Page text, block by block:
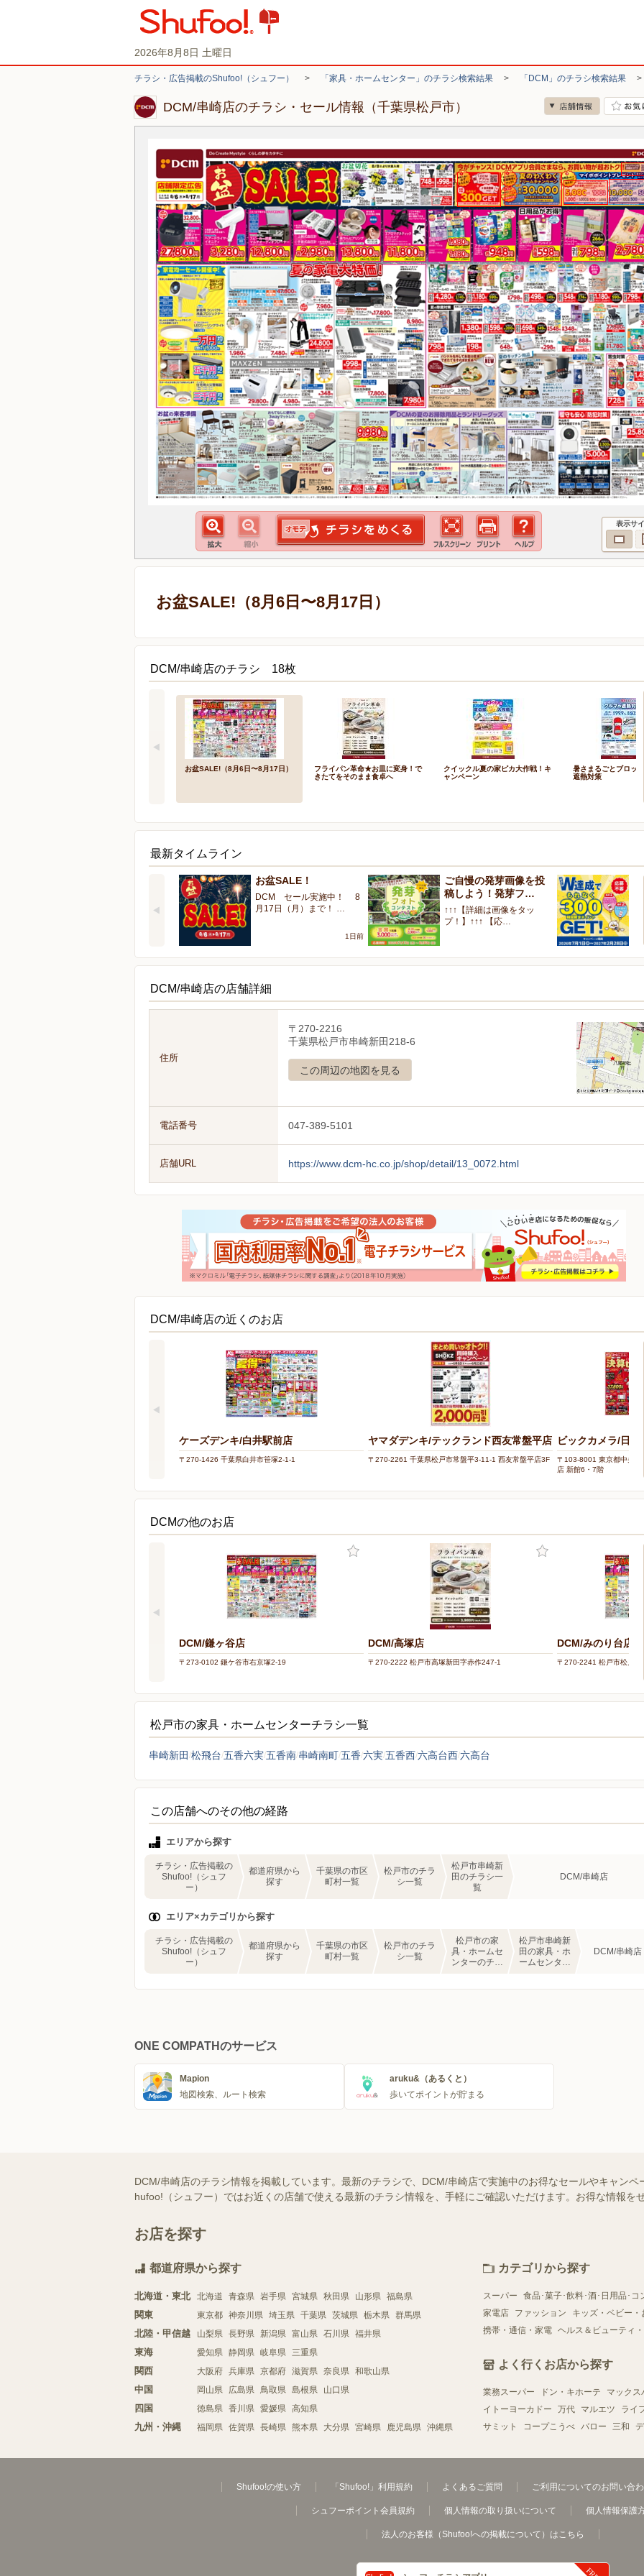
2026年8月8日 土曜日
チラシ・広告掲載のShufoo!（シュフー） > 「家具・ホームセンター」のチラシ検索結果 > 「DCM」のチラシ検索結果
DCM/串崎店のチラシ・セール情報（千葉県松戸市）
表示サ
お盆SALE!（8月6日〜8月17日）
DCM/串崎店のチラシ 18枚
お盆SALE!（8月6日〜8月17日）
フライパン革命★お皿に変身！で
きたてをそのまま食卓へ
クイックル夏の家ピカ大作戦！キ
ャンペーン
暑さまるごとブロック
遮熱対策
最新タイムライン
お盆SALE！
DCM セール実施中！ 8
月17日（月）まで！ …
1日前
ご自慢の発芽画像を投
稿しよう！発芽フ…
↑↑↑【詳細は画像をタッ
プ！】↑↑↑ 【応…
DCM/串崎店の店舗詳細
住所
〒270-2216
千葉県松戸市串崎新田218-6
この周辺の地図を見る
電話番号 047-389-5101
店舗URL https://www.dcm-hc.co.jp/shop/detail/13_0072.html
DCM/串崎店の近くのお店
ケーズデンキ/白井駅前店
〒270-1426 千葉県白井市笹塚2-1-1
ヤマダデンキ/テックランド西友常盤平店
〒270-2261 千葉県松戸市常盤平3-11-1 西友常盤平店3F
ビックカメラ/日本
〒103-8001 東京都中央区
店 新館6・7階
DCMの他のお店
DCM/鎌ヶ谷店
〒273-0102 鎌ケ谷市右京塚2-19
DCM/高塚店
〒270-2222 松戸市高塚新田字赤作247-1
DCM/みのり台店
〒270-2241 松戸市松戸新
松戸市の家具・ホームセンターチラシ一覧
串崎新田 松飛台 五香六実五香南 串崎南町五香 六実五香西六高台西六高台
この店舗へのその他の経路
エリアから探す
チラシ・広告掲載の
Shufoo!（シュフ
ー）
都道府県から
探す
千葉県の市区
町村一覧
松戸市のチラ
シ一覧
松戸市串崎新
田のチラシ一
覧
DCM/串崎店
エリア×カテゴリから探す
チラシ・広告掲載の
Shufoo!（シュフ
ー）
都道府県から
探す
千葉県の市区
町村一覧
松戸市のチラ
シ一覧
松戸市の家
具・ホームセ
ンターのチラ
松戸市串崎新
田の家具・ホ
ームセンター
DCM/串崎店
ONE COMPATHのサービス
Mapion
地図検索、ルート検索
aruku&（あるくと）
歩いてポイントが貯まる
DCM/串崎店のチラシ情報を掲載しています。最新のチラシで、DCM/串崎店で実施中のお得なセールやキャン
hufoo!（シュフー）ではお近くの店舗で使える最新のチラシ情報を、手軽にご確認いただけます。お得な情報を
お店を探す
都道府県から探す
北海道・東北 北海道 青森県 岩手県 宮城県 秋田県 山形県 福島県
関東 東京都 神奈川県 埼玉県 千葉県 茨城県 栃木県 群馬県
北陸・甲信越 山梨県 長野県 新潟県 富山県 石川県 福井県
東海 愛知県 静岡県 岐阜県 三重県
関西 大阪府 兵庫県 京都府 滋賀県 奈良県 和歌山県
中国 岡山県 広島県 鳥取県 島根県 山口県
四国 徳島県 香川県 愛媛県 高知県
九州・沖縄 福岡県 佐賀県 長崎県 熊本県 大分県 宮崎県 鹿児島県 沖縄県
カテゴリから探す
スーパー 食品･菓子･飲料･酒･日用品･コ
家電店
ファッション キッズ・ベビー・
携帯・通信・家電 ヘルス＆ビューティ
よく行くお店から探す
業務スーパー ドン・キホーテ マックス
イトーヨーカドー
万代 マルエツ ライ
サミット
コープこうべ バロー 三和
Shufoo!の使い方 「Shufoo!」利用規約 よくあるご質問 ご利用についてのお問い合
シュフーポイント会員規約 個人情報の取り扱いについて 個人情報保護
法人のお客様（Shufoo!への掲載について）はこちら